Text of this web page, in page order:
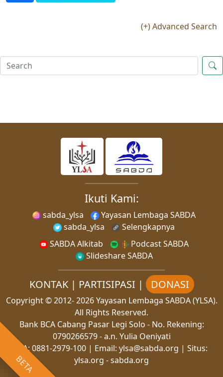
BETA
(+) Advanced Search
Ikuti Kami:
sabda_ylsa
Yayasan Lembaga SABDA
sabda_ylsa
Selengkapnya
SABDA Alkitab
Podcast SABDA
Slideshare SABDA
KONTAK| PARTISIPASI | DONASI
Copyright© 2012-2026Yayasan Lembaga SABDA (YLSA).
All Rights Reserved.
Bank BCA Cabang Pasar Legi Solo - No. Rekening:
0790266579 - a.n. Yulia Oeniyati
WA: 0881-2979-100| Email: ylsa@sabda.org | Situs:
ylsa.org -sabda.org